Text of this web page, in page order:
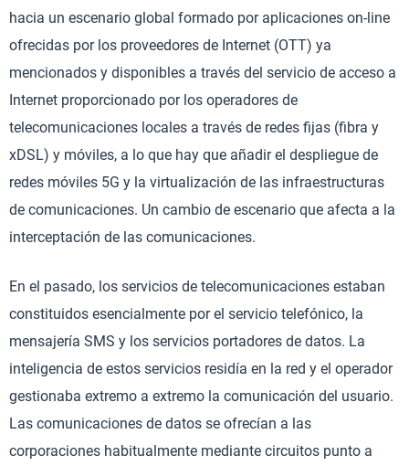
hacia un escenario global formado por aplicaciones on-line
ofrecidas por los proveedores de Internet (OTT) ya
mencionados y disponibles a través del servicio de acceso a
Internet proporcionado por los operadores de
telecomunicaciones locales a través de redes fijas (fibra y
xDSL) y móviles, a lo que hay que añadir el despliegue de
redes móviles 5G y la virtualización de las infraestructuras
de comunicaciones. Un cambio de escenario que afecta a la
interceptación de las comunicaciones.
En el pasado, los servicios de telecomunicaciones estaban
constituidos esencialmente por el servicio telefónico, la
mensajería SMS y los servicios portadores de datos. La
inteligencia de estos servicios residía en la red y el operador
gestionaba extremo a extremo la comunicación del usuario.
Las comunicaciones de datos se ofrecían a las
corporaciones habitualmente mediante circuitos punto a